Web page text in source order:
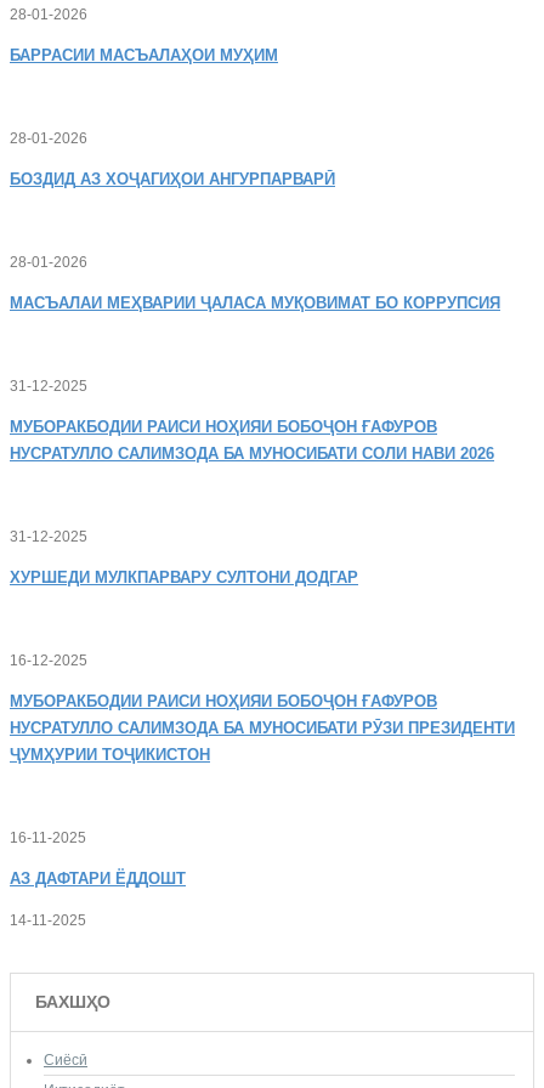
28-01-2026
БАРРАСИИ МАСЪАЛАҲОИ МУҲИМ
28-01-2026
БОЗДИД АЗ ХОҶАГИҲОИ АНГУРПАРВАРӢ
28-01-2026
МАСЪАЛАИ МЕҲВАРИИ ҶАЛАСА МУҚОВИМАТ БО КОРРУПСИЯ
31-12-2025
МУБОРАКБОДИИ РАИСИ НОҲИЯИ БОБОҶОН ҒАФУРОВ
НУСРАТУЛЛО САЛИМЗОДА БА МУНОСИБАТИ СОЛИ НАВИ 2026
31-12-2025
ХУРШЕДИ МУЛКПАРВАРУ СУЛТОНИ ДОДГАР
16-12-2025
МУБОРАКБОДИИ РАИСИ НОҲИЯИ БОБОҶОН ҒАФУРОВ
НУСРАТУЛЛО САЛИМЗОДА БА МУНОСИБАТИ РӮЗИ ПРЕЗИДЕНТИ
ҶУМҲУРИИ ТОҶИКИСТОН
16-11-2025
АЗ ДАФТАРИ ЁДДОШТ
14-11-2025
БАХШҲО
Сиёсӣ